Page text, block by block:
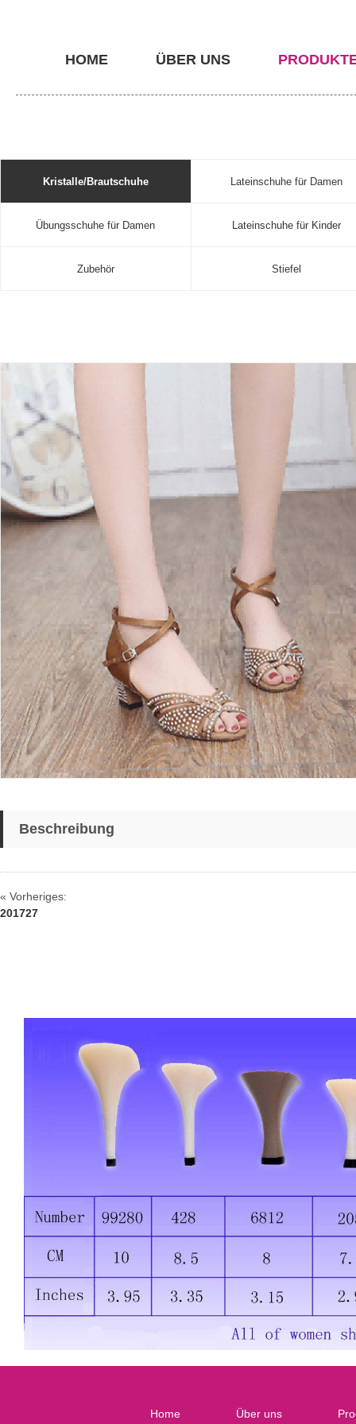
HOME ÜBER UNS
Kristalle/Brautschuhe Lateinschuhe für Damen
Übungsschuhe für Damen Lateinschuhe für Kinder
Zubehör Stiefel
Beschreibung
« Vorheriges:
201727
Home Über uns